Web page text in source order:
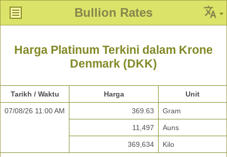
Bullion Rates
Harga Platinum Terkini dalam Krone
Denmark (DKK)
Tarikh / Waktu Harga Unit
07/08/26 11:00 AM 369.63 Gram
11,497 Auns
369,634 Kilo